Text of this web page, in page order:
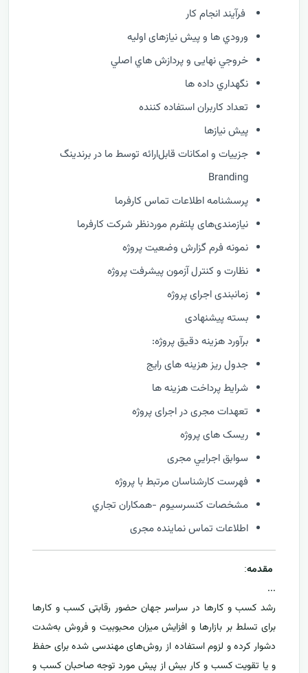
فرآيند انجام کار
ورودي ها و پیش نیازهای اولیه
خروجي نهایی و پردازش هاي اصلي
نگهداري داده ها
تعداد کاربران استفاده کننده
پیش نیازها
جزییات و امکانات قابل‌ارائه توسط ما در برندینگ
Branding
پرسشنامه اطلاعات تماس کارفرما
نیازمندی‌های پلتفرم موردنظر شرکت کارفرما
نمونه فرم گزارش وضعيت پروژه
نظارت و كنترل آزمون پیشرفت پروژه
زمانبندی اجرای پروژه
بسته پیشنهادی
برآورد هزینه دقیق پروژه:
جدول ریز هزینه های رایج
شرایط پرداخت هزینه ها
تعهدات مجری در اجرای پروژه
ریسک های پروژه
سوابق اجرايي مجری
فهرست كارشناسان مرتبط با پروژه
مشخصات كنسرسيوم -همكاران تجاري
اطلاعات تماس نماینده مجری
مقدمه:
...
رشد کسب و کارها در سراسر جهان حضور رقابتی کسب و کارها
برای تسلط بر بازارها و افزایش میزان محبوبیت و فروش به‌شدت
دشوار کرده و لزوم استفاده از روش‌های مهندسی شده برای حفظ
و یا تقویت کسب و کار بیش از پیش مورد توجه صاحبان کسب و